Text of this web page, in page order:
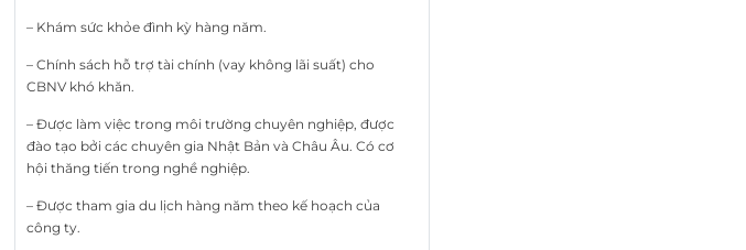
– Khám sức khỏe đình kỳ hàng năm.
– Chính sách hỗ trợ tài chính (vay không lãi suất) cho
CBNV khó khăn.
– Được làm việc trong môi trường chuyên nghiệp, được
đào tạo bởi các chuyên gia Nhật Bản và Châu Âu. Có cơ
hội thăng tiến trong nghề nghiệp.
– Được tham gia du lịch hàng năm theo kế hoạch của
công ty.